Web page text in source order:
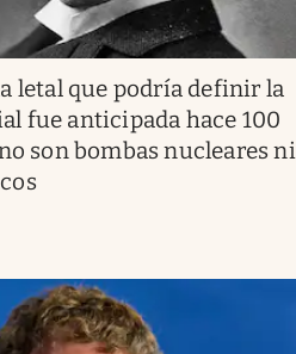
letal que podría definir la
fue anticipada hace 100
son bombas nucleares ni